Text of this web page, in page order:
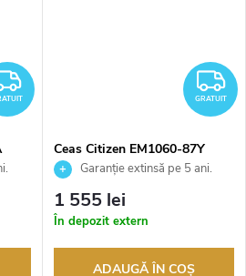
GRATUIT
GRATUIT
Ceas Citizen EM1060-87Y
Garanție extinsă pe 5 ani.
Până la 100 de zile pentru
returnarea bunurilor. Vânzător
autorizat
1 555 lei
În depozit extern
ADAUGĂ ÎN COŞ